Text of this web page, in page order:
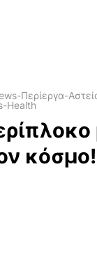
Περίεργα-
Health
κόσμο!